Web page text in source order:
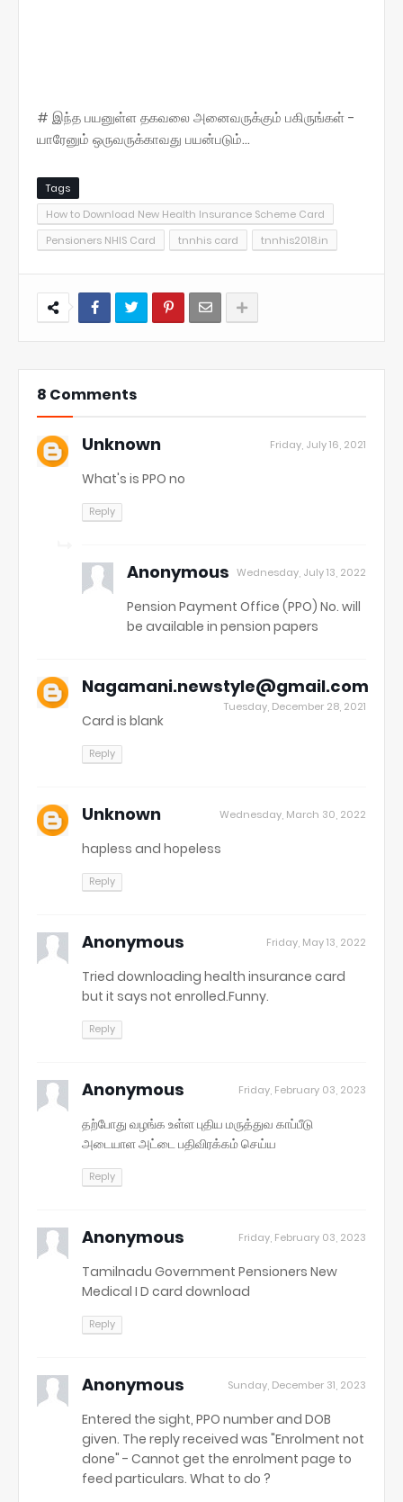
# இந்த பயனுள்ள தகவலை அனைவருக்கும் பகிருங்கள் -
யாரேனும் ஒருவருக்காவது பயன்படும்...
Tags
How to Download New Health Insurance Scheme Card
Pensioners NHIS Card
tnnhis card tnnhis2018.in
8 Comments
Unknown Friday, July 16, 2021
What's is PPO no
Reply
Anonymous Wednesday, July 13, 2022
Pension Payment Office (PPO) No. will
be available in pension papers
Nagamani.newstyle@gmail.com
Tuesday, December 28, 2021
Card is blank
Reply
Unknown Wednesday, March 30, 2022
hapless and hopeless
Reply
Anonymous Friday, May 13, 2022
Tried downloading health insurance card
but it says not enrolled.Funny.
Reply
Anonymous Friday, February 03, 2023
தற்போது வழங்க உள்ள புதிய மருத்துவ காப்பீடு
அடையாள அட்டை பதிவிரக்கம் செய்ய
Reply
Anonymous Friday, February 03, 2023
Tamilnadu Government Pensioners New
Medical I D card download
Reply
Anonymous Sunday, December 31, 2023
Entered the sight, PPO number and DOB
given. The reply received was "Enrolment not
done" - Cannot get the enrolment page to
feed particulars. What to do ?